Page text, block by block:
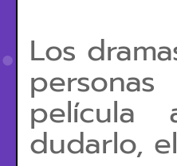
Los
película
dudarlo,